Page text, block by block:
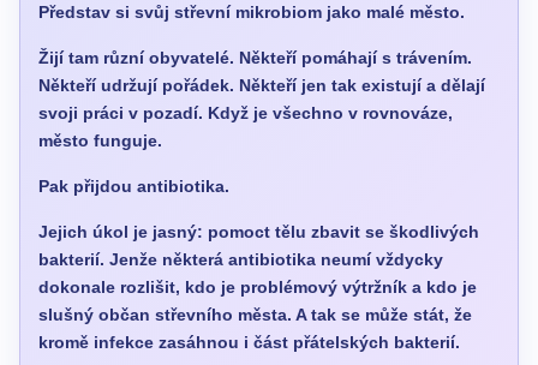
Představ si svůj střevní mikrobiom jako malé město.
Žijí tam různí obyvatelé. Někteří pomáhají s trávením.
Někteří udržují pořádek. Někteří jen tak existují a dělají
svoji práci v pozadí. Když je všechno v rovnováze,
město funguje.
Pak přijdou antibiotika.
Jejich úkol je jasný: pomoct tělu zbavit se škodlivých
bakterií. Jenže některá antibiotika neumí vždycky
dokonale rozlišit, kdo je problémový výtržník a kdo je
slušný občan střevního města. A tak se může stát, že
kromě infekce zasáhnou i část přátelských bakterií.